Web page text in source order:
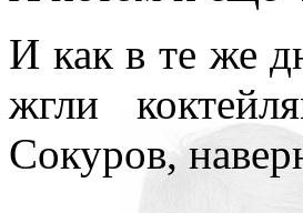
И как в те же
жгли
Сокуров,